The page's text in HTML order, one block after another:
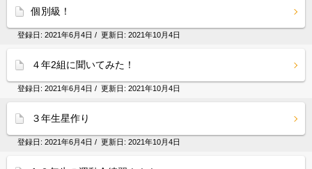
個別級！
登録日: 2021年6月4日 / 更新日: 2021年10月4日
４年2組に聞いてみた！
登録日: 2021年6月4日 / 更新日: 2021年10月4日
３年生星作り
登録日: 2021年6月4日 / 更新日: 2021年10月4日